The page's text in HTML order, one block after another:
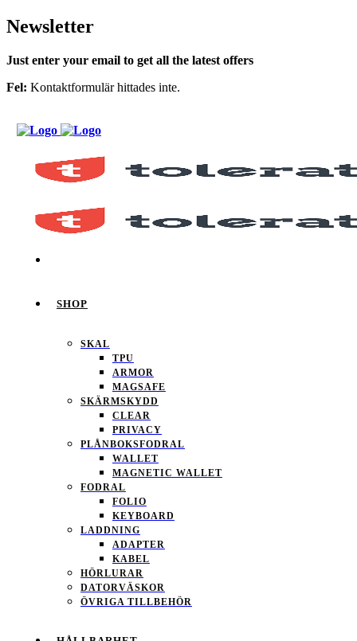
Newsletter
Just enter your email to get all the latest offers
Fel: Kontaktformulär hittades inte.
SHOP
SKAL
TPU
ARMOR
MAGSAFE
SKÄRMSKYDD
CLEAR
PRIVACY
PLÅNBOKSFODRAL
WALLET
MAGNETIC WALLET
FODRAL
FOLIO
KEYBOARD
LADDNING
ADAPTER
KABEL
HÖRLURAR
DATORVÄSKOR
ÖVRIGA TILLBEHÖR